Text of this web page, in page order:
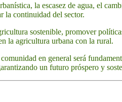
la escasez de agua, el
la continuidad del sector.
sostenible, promover
la agricultura urbana con la rural.
en general será
un futuro próspero y